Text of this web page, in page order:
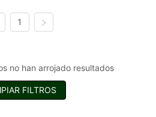
1
no han arrojado resultados
FILTROS